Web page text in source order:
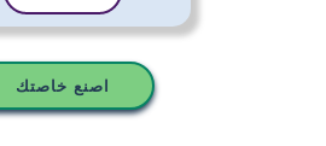
اصنع خاصتك